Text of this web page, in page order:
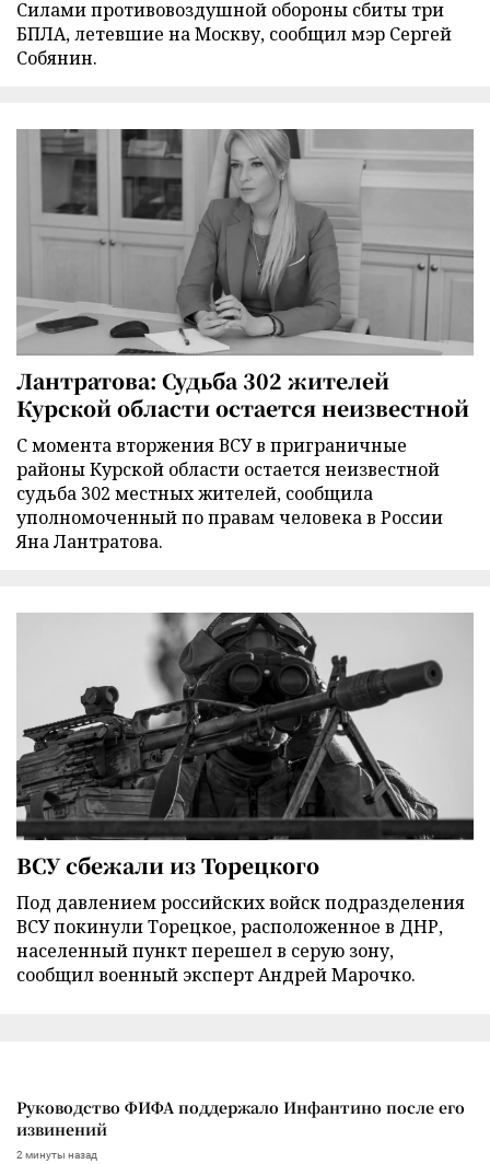
Силами противовоздушной обороны сбиты три
БПЛА, летевшие на Москву, сообщил мэр Сергей
Собянин.
Лантратова: Судьба 302 жителей
Курской области остается неизвестной
С момента вторжения ВСУ в приграничные
районы Курской области остается неизвестной
судьба 302 местных жителей, сообщила
уполномоченный по правам человека в России
Яна Лантратова.
ВСУ сбежали из Торецкого
Под давлением российских войск подразделения
ВСУ покинули Торецкое, расположенное в ДНР,
населенный пункт перешел в серую зону,
сообщил военный эксперт Андрей Марочко.
Руководство ФИФА поддержало Инфантино после его
извинений
2 минуты назад